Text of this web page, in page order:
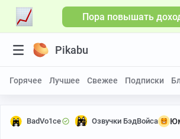
Пора повышать
Pikabu
Горячее Лучшее Свежее Подписки
BadVo1ce Озвучки БэдВойса